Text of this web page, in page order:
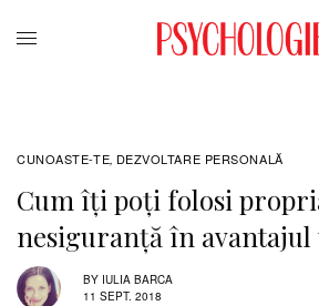
CUNOASTE-TE, DEZVOLTARE PERSONALĂ
Cum îți poți folosi
nesiguranță în avantajul
BY IULIA BARCA
11 SEPT. 2018